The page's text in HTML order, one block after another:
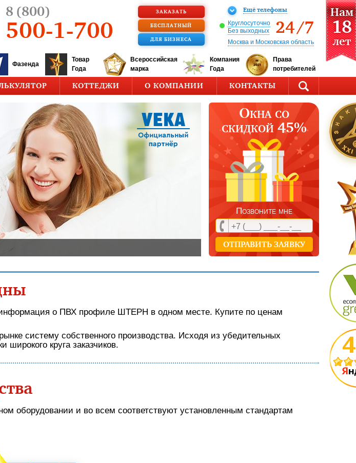
8 (800)
500-1-700
ЗАКАЗАТЬ
ЗВОНОК
БЕСПЛАТНЫЙ
ЗАМЕР
ДЛЯ БИЗНЕСА
Ещё телефоны
24/7
Круглосуточно
Без выходных
Москва и Московская область
Нам
18
лет
Фазенда
Товар
Года
Всероссийская
марка
Компания
Года
Права
потребителей
КОТТЕДЖИ О КОМПАНИИ КОНТАКТЫ
Окна со
скидкой 45%
Позвоните мне
о ПВХ профиле ШТЕРН в одном месте. Купите по ценам
систему собственного производства. Исходя из убедительных
круга заказчиков.
оборудовании и во всем соответствуют установленным стандартам